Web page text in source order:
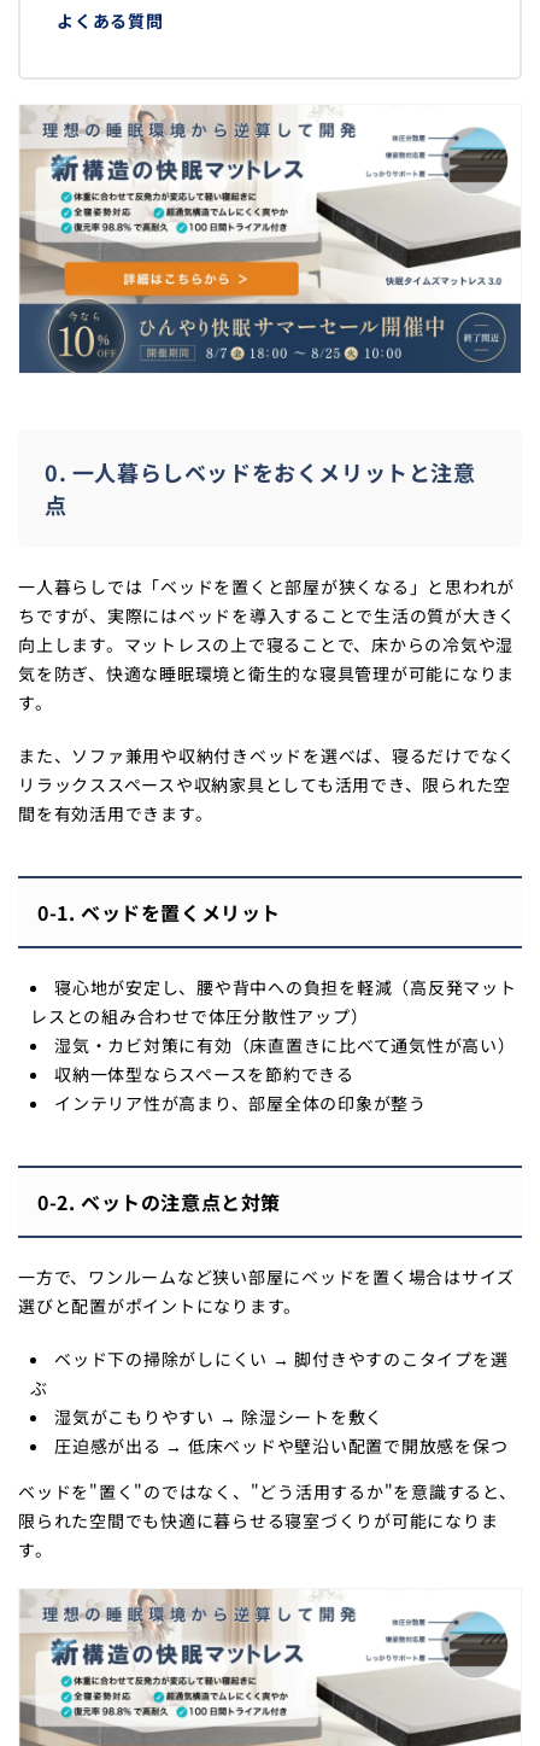
よくある質問
0. 一人暮らしベッドをおくメリットと注意
点
一人暮らしでは「ベッドを置くと部屋が狭くなる」と思われが
ちですが、実際にはベッドを導入することで生活の質が大きく
向上します。マットレスの上で寝ることで、床からの冷気や湿
気を防ぎ、快適な睡眠環境と衛生的な寝具管理が可能になりま
す。
また、ソファ兼用や収納付きベッドを選べば、寝るだけでなく
リラックススペースや収納家具としても活用でき、限られた空
間を有効活用できます。
0-1. ベッドを置くメリット
寝心地が安定し、腰や背中への負担を軽減（高反発マット
レスとの組み合わせで体圧分散性アップ）
湿気・カビ対策に有効（床直置きに比べて通気性が高い）
収納一体型ならスペースを節約できる
インテリア性が高まり、部屋全体の印象が整う
0-2. ベットの注意点と対策
一方で、ワンルームなど狭い部屋にベッドを置く場合はサイズ
選びと配置がポイントになります。
ベッド下の掃除がしにくい → 脚付きやすのこタイプを選
ぶ
湿気がこもりやすい → 除湿シートを敷く
圧迫感が出る → 低床ベッドや壁沿い配置で開放感を保つ
ベッドを"置く"のではなく、"どう活用するか"を意識すると、
限られた空間でも快適に暮らせる寝室づくりが可能になりま
す。